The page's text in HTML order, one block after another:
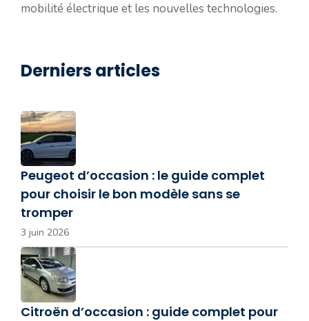
mobilité électrique et les nouvelles technologies.
Derniers articles
Peugeot d’occasion : le guide complet
pour choisir le bon modèle sans se
tromper
3 juin 2026
Citroën d’occasion : guide complet pour